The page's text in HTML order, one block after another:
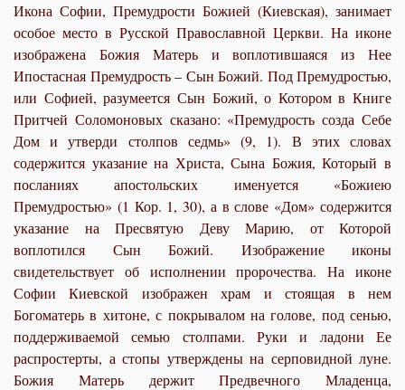
Икона Софии, Премудрости Божией (Киевская), занимает
особое место в Русской Православной Церкви. На иконе
изображена Божия Матерь и воплотившаяся из Нее
Ипостасная Премудрость – Сын Божий. Под Премудростью,
или Софией, разумеется Сын Божий, о Котором в Книге
Притчей Соломоновых сказано: «Премудрость созда Себе
Дом и утверди столпов седмь» (9, 1). В этих словах
содержится указание на Христа, Сына Божия, Который в
посланиях апостольских именуется «Божиею
Премудростью» (1 Кор. 1, 30), а в слове «Дом» содержится
указание на Пресвятую Деву Марию, от Которой
воплотился Сын Божий. Изображение иконы
свидетельствует об исполнении пророчества. На иконе
Софии Киевской изображен храм и стоящая в нем
Богоматерь в хитоне, с покрывалом на голове, под сенью,
поддерживаемой семью столпами. Руки и ладони Ее
распростерты, а стопы утверждены на серповидной луне.
Божия Матерь держит Предвечного Младенца,